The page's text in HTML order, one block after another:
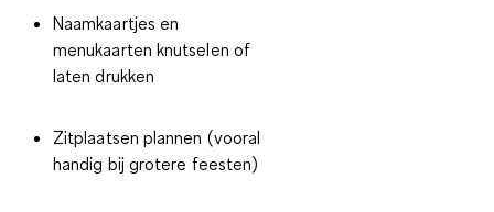
Naamkaartjes en
menukaarten knutselen of
laten drukken
Zitplaatsen plannen (vooral
handig bij grotere feesten)